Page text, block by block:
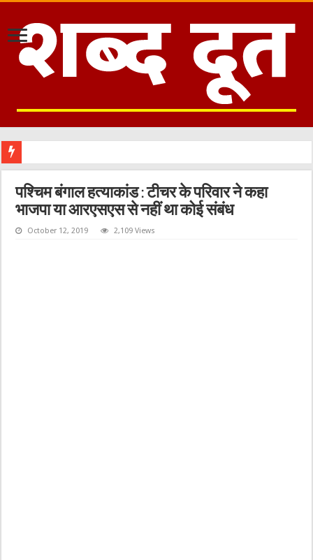
पश्चिम बंगाल हत्याकांड : टीचर के परिवार ने कहा
भाजपा या आरएसएस से नहीं था कोई संबंध
October 12, 2019 2,109 Views